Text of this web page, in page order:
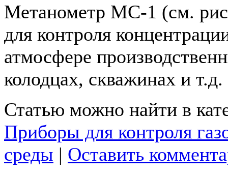
Метанометр МС-1 (см.
для контроля
атмосфере
колодцах, скважинах и т.д.
Статью можно найти в
Приборы для контроля
среды | Оставить